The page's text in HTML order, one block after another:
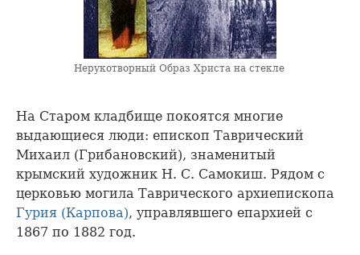
Нерукотворный Образ Христа на стекле
На Старом кладбище покоятся многие
выдающиеся люди: епископ Таврический
Михаил (Грибановский), знаменитый
крымский художник Н. С. Самокиш. Рядом с
церковью могила Таврического архиепископа
Гурия (Карпова), управлявшего епархией с
1867 по 1882 год.